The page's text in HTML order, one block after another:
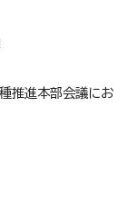
推進本部会議にお